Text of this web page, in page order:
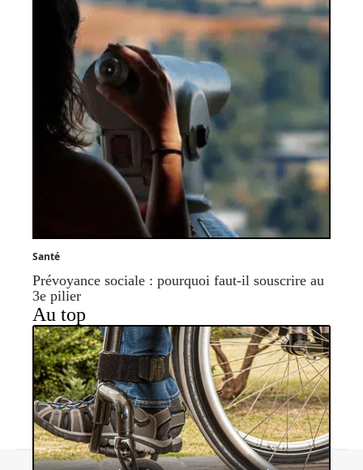
Santé
Prévoyance sociale : pourquoi faut-il souscrire au
3e pilier
Au top